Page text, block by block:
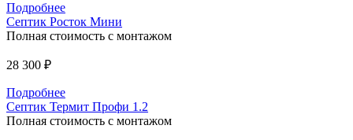
Подробнее
Септик Росток Мини
Полная стоимость с монтажом
28 300 ₽
Подробнее
Септик Термит Профи 1.2
Полная стоимость с монтажом